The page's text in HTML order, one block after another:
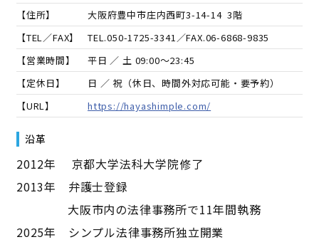
【住所】
大阪府豊中市庄内西町3-14-14 3階
【TEL／FAX】
TEL.050-1725-3341 ／FAX.06-6868-9835
【営業時間】
平日 ／ 土 09:00～23:45
【定休日】
日 ／ 祝（休日、時間外対応可能・要予約）
【URL】
https://hayashimple.com/
沿革
2012年 京都大学法科大学院修了
2013年 弁護士登録
大阪市内の法律事務所で11年間執務
2025年 シンプル法律事務所独立開業